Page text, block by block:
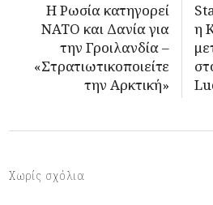
Η Ρωσία κατηγορεί
NATO και Δανία για
την Γροιλανδία –
«Στρατιωτικοποιείτε
την Αρκτική»
η
Χωρίς σχόλια